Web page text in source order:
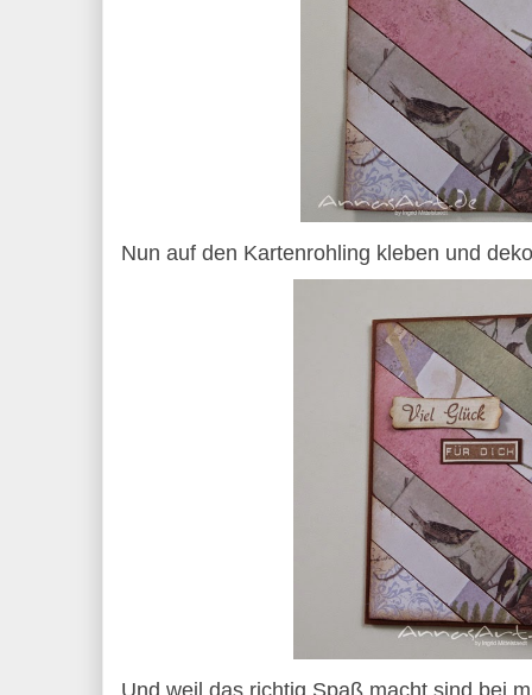
Nun auf den Kartenrohling kleben und